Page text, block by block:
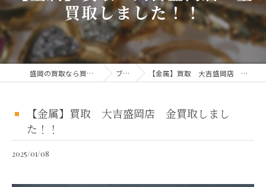
買取しました！！
盛岡の買取なら買取大吉 盛岡店 ブログ 【金属】買取 大吉盛岡店 金買取しました！！
【金属】買取 大吉盛岡店 金買取しまし
た！！
2025/01/08